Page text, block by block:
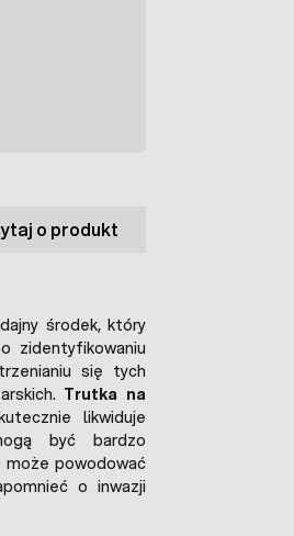
o produkt
środek, który
zidentyfikowaniu
się tych
Trutka na
likwiduje
być bardzo
powodować
o inwazji